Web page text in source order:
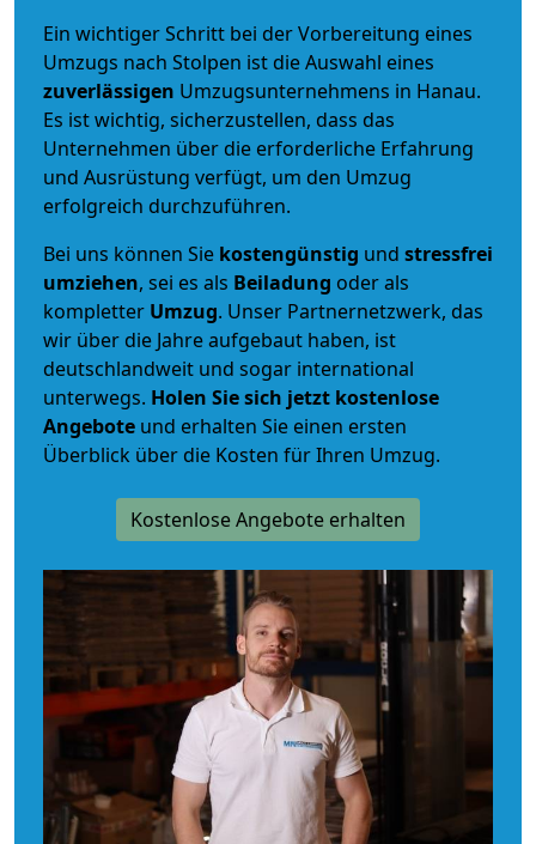
Ein wichtiger Schritt bei der Vorbereitung eines
Umzugs nach Stolpen ist die Auswahl eines
zuverlässigen Umzugsunternehmens in Hanau.
Es ist wichtig, sicherzustellen, dass das
Unternehmen über die erforderliche Erfahrung
und Ausrüstung verfügt, um den Umzug
erfolgreich durchzuführen.
Bei uns können Sie kostengünstig und stressfrei
umziehen, sei es als Beiladung oder als
kompletter Umzug. Unser Partnernetzwerk, das
wir über die Jahre aufgebaut haben, ist
deutschlandweit und sogar international
unterwegs. Holen Sie sich jetzt kostenlose
Angebote und erhalten Sie einen ersten
Überblick über die Kosten für Ihren Umzug.
Kostenlose Angebote erhalten